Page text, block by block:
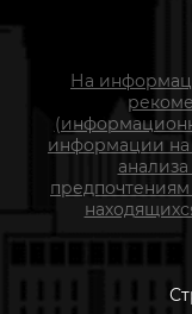
На
информации на
предпочтениям